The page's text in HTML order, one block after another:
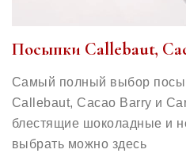
Посыпки Callebaut,
Самый полный выбор
Callebaut, Cacao Barry и
блестящие шоколадные и
выбрать можно здесь